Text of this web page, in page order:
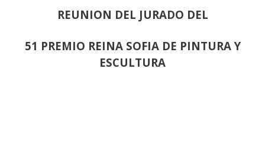
REUNION DEL JURADO DEL
51 PREMIO REINA SOFIA DE PINTURA Y
ESCULTURA